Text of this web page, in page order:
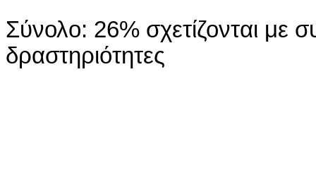
Σύνολο: 26% σχετίζονται με
δραστηριότητες